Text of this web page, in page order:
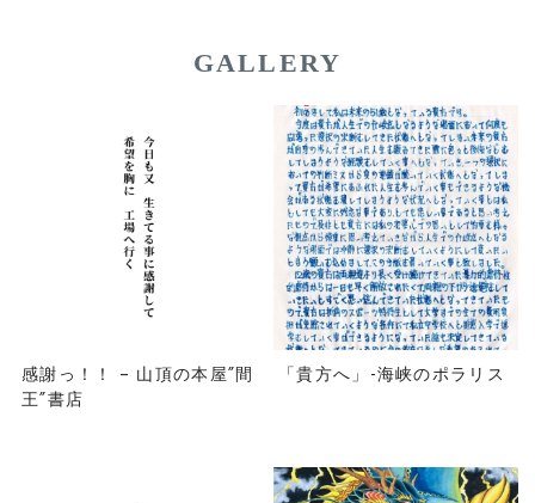
GALLERY
感謝っ！！ – 山頂の本屋”間
王”書店
「貴方へ」-海峡のポラリス